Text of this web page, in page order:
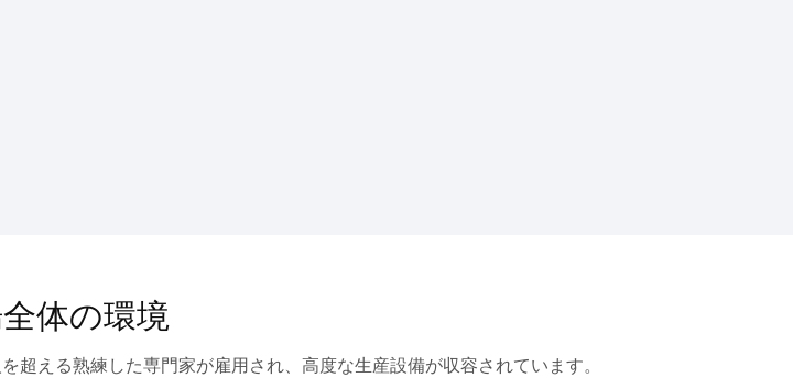
体の環境
超える熟練した専門家が雇用され、高度な生産設備が収容されています。